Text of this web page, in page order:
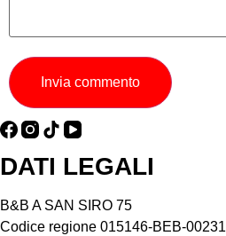
Invia commento
DATI LEGALI
B&B A SAN SIRO 75
Codice regione 015146-BEB-00231